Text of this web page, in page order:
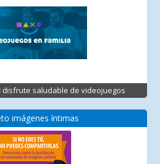
saludable de videojuegos
imágenes íntimas